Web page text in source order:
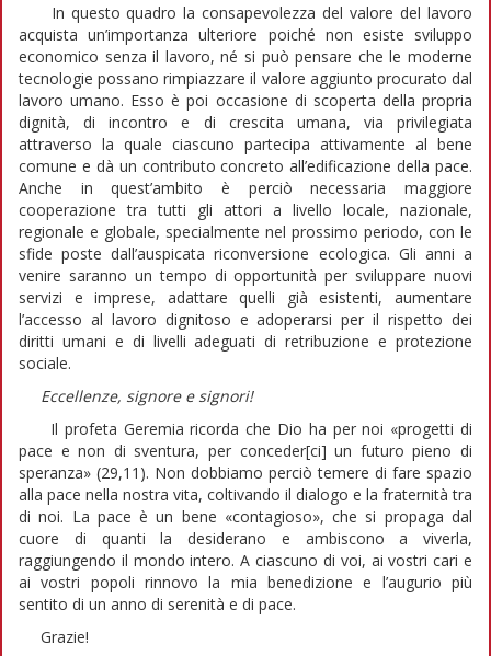
In questo quadro la consapevolezza del valore del lavoro
acquista un’importanza ulteriore poiché non esiste sviluppo
economico senza il lavoro, né si può pensare che le moderne
tecnologie possano rimpiazzare il valore aggiunto procurato dal
lavoro umano. Esso è poi occasione di scoperta della propria
dignità, di incontro e di crescita umana, via privilegiata
attraverso la quale ciascuno partecipa attivamente al bene
comune e dà un contributo concreto all’edificazione della pace.
Anche in quest’ambito è perciò necessaria maggiore
cooperazione tra tutti gli attori a livello locale, nazionale,
regionale e globale, specialmente nel prossimo periodo, con le
sfide poste dall’auspicata riconversione ecologica. Gli anni a
venire saranno un tempo di opportunità per sviluppare nuovi
servizi e imprese, adattare quelli già esistenti, aumentare
l’accesso al lavoro dignitoso e adoperarsi per il rispetto dei
diritti umani e di livelli adeguati di retribuzione e protezione
sociale.
Eccellenze, signore e signori!
Il profeta Geremia ricorda che Dio ha per noi «progetti di
pace e non di sventura, per conceder[ci] un futuro pieno di
speranza» (29,11). Non dobbiamo perciò temere di fare spazio
alla pace nella nostra vita, coltivando il dialogo e la fraternità tra
di noi. La pace è un bene «contagioso», che si propaga dal
cuore di quanti la desiderano e ambiscono a viverla,
raggiungendo il mondo intero. A ciascuno di voi, ai vostri cari e
ai vostri popoli rinnovo la mia benedizione e l’augurio più
sentito di un anno di serenità e di pace.
Grazie!